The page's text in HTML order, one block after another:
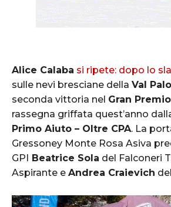
Alice Calaba si ripete: dopo lo
sulle nevi bresciane della Val
seconda vittoria nel Gran
rassegna griffata quest’anno
Primo Aiuto – Oltre CPA. La
Gressoney Monte Rosa Asiva
GPI
Beatrice Sola del Falconeri
Aspirante e Andrea Craievich